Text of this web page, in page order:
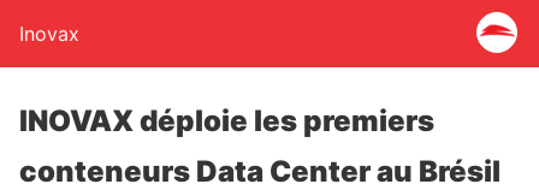
Inovax
INOVAX déploie les premiers
conteneurs Data Center au Brésil